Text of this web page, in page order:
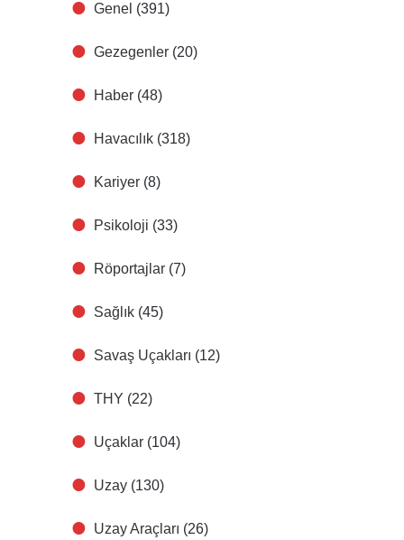
Genel (391)
Gezegenler (20)
Haber (48)
Havacılık (318)
Kariyer (8)
Psikoloji (33)
Röportajlar (7)
Sağlık (45)
Savaş Uçakları (12)
THY (22)
Uçaklar (104)
Uzay (130)
Uzay Araçları (26)